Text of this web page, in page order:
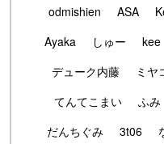
odmishien
ASA
Ayaka
しゅー kee
デューク内藤
ミヤ
てんてこまい
ふみ
だんちぐみ
3t06